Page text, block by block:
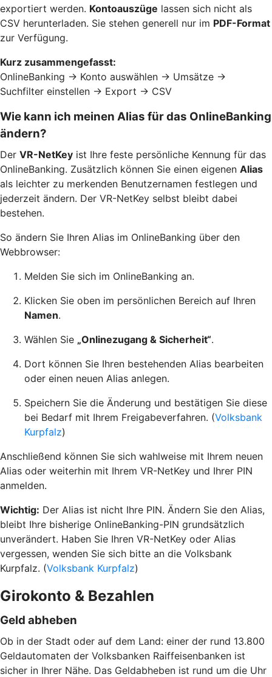
exportiert werden. Kontoauszüge lassen sich nicht als
CSV herunterladen. Sie stehen generell nur im PDF-Format
zur Verfügung.
Kurz zusammengefasst:
OnlineBanking → Konto auswählen → Umsätze →
Suchfilter einstellen → Export → CSV
Wie kann ich meinen Alias für das OnlineBanking
ändern?
Der VR-NetKey ist Ihre feste persönliche Kennung für das
OnlineBanking. Zusätzlich können Sie einen eigenen Alias
als leichter zu merkenden Benutzernamen festlegen und
jederzeit ändern. Der VR-NetKey selbst bleibt dabei
bestehen.
So ändern Sie Ihren Alias im OnlineBanking über den
Webbrowser:
Melden Sie sich im OnlineBanking an.
Klicken Sie oben im persönlichen Bereich auf Ihren
Namen.
Wählen Sie „Onlinezugang & Sicherheit“.
Dort können Sie Ihren bestehenden Alias bearbeiten
oder einen neuen Alias anlegen.
Speichern Sie die Änderung und bestätigen Sie diese
bei Bedarf mit Ihrem Freigabeverfahren. (Volksbank
Kurpfalz)
Anschließend können Sie sich wahlweise mit Ihrem neuen
Alias oder weiterhin mit Ihrem VR-NetKey und Ihrer PIN
anmelden.
Wichtig: Der Alias ist nicht Ihre PIN. Ändern Sie den Alias,
bleibt Ihre bisherige OnlineBanking-PIN grundsätzlich
unverändert. Haben Sie Ihren VR-NetKey oder Alias
vergessen, wenden Sie sich bitte an die Volksbank
Kurpfalz. (Volksbank Kurpfalz)
Girokonto & Bezahlen
Geld abheben
Ob in der Stadt oder auf dem Land: einer der rund 13.800
Geldautomaten der Volksbanken Raiffeisenbanken ist
sicher in Ihrer Nähe. Das Geldabheben ist rund um die Uhr